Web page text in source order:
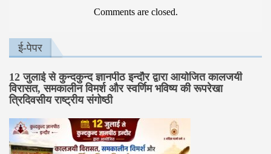
Comments are closed.
ई-पेपर
12 जुलाई से कुन्दकुन्द ज्ञानपीठ इन्दौर द्वारा आयोजित कालजयी
विरासत, समकालीन विमर्श और स्वर्णिम भविष्य की रूपरेखा
त्रिदिवसीय राष्ट्रीय संगोष्ठी